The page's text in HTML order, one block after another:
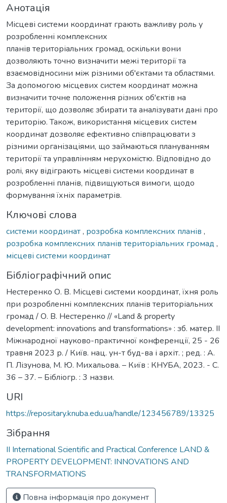
Анотація
Місцеві системи координат грають важливу роль у
розробленні комплексних
планів територіальних громад, оскільки вони
дозволяють точно визначити межі території та
взаємовідносини між різними об'єктами та областями.
За допомогою місцевих систем координат можна
визначити точне положення різних об'єктів на
території, що дозволяє збирати та аналізувати дані про
територію. Також, використання місцевих систем
координат дозволяє ефективно співпрацювати з
різними організаціями, що займаються плануванням
території та управлінням нерухомістю. Відповідно до
ролі, яку відіграють місцеві системи координат в
розробленні планів, підвищуються вимоги, щодо
формування їхніх параметрів.
Ключові слова
системи координат, розробка комплексних планів ,
розробка комплексних планів територіальних громад ,
місцеві системи координат
Бібліографічний опис
Нестеренко О. В. Місцеві системи координат, їхня роль
при розробленні комплексних планів територіальних
громад / О. В. Нестеренко // «Land & property
development: innovations and transformations» : зб. матер. ІІ
Міжнародної науково-практичної конференції, 25 - 26
травня 2023 р. / Київ. нац. ун-т буд-ва і архіт. ; ред. : А.
П. Лізунова, М. Ю. Михальова. – Київ : КНУБА, 2023. - С.
36 – 37. – Бібліогр. : 3 назви.
URI
https://repositary.knuba.edu.ua/handle/123456789/13325
Зібрання
ІІ International Scientific and Practical Conference LAND &
PROPERTY DEVELOPMENT: INNOVATIONS AND
TRANSFORMATIONS
Повна інформація про документ